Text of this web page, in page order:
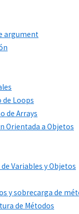
argument
de Loops
de Arrays
Orientada a Objetos
Variables y Objetos
y sobrecarga de
de Métodos